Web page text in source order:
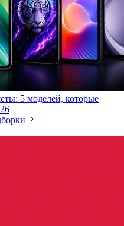
5 моделей, которые